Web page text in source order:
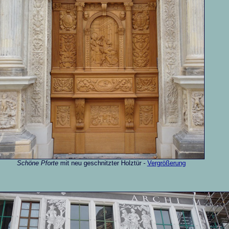
Schöne Pfortemit neu geschnitzter Holztür - Vergrößerung